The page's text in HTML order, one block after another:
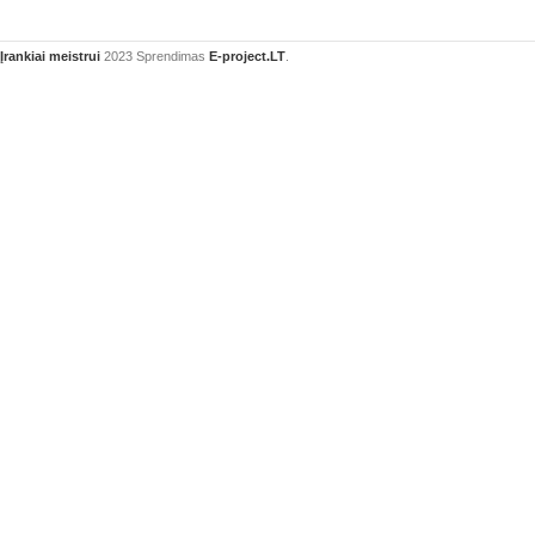
Įrankiai meistrui 2023 Sprendimas E-project.LT